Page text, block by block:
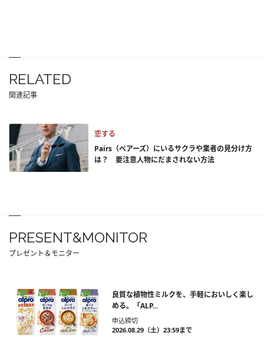
RELATED
関連記事
恋する
Pairs（ペアーズ）にいるサクラや業者の見分け方
は？ 要注意人物にだまされない方法
PRESENT&MONITOR
プレゼント＆モニター
良質な植物性ミルクを、手軽においしく楽し
める。「ALP...
申込締切
2026.08.29（土）23:59まで